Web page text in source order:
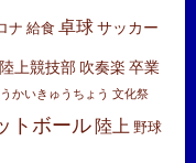
ナ 給食 卓球サッカー
陸上競技部 吹奏楽 卒業
かいきゅうちょう 文化祭
トボール陸上 野球